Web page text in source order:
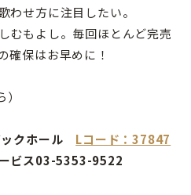
わせ方に注目したい。
むもよし。毎回ほとんど完売
確保はお早めに！
クホール Lコード：37847
ビス03-5353-9522